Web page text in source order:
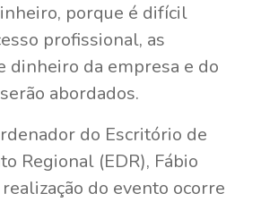
porque é difícil
profissional, as
dinheiro da empresa e do
abordados.
do Escritório de
Regional (EDR), Fábio
do evento ocorre